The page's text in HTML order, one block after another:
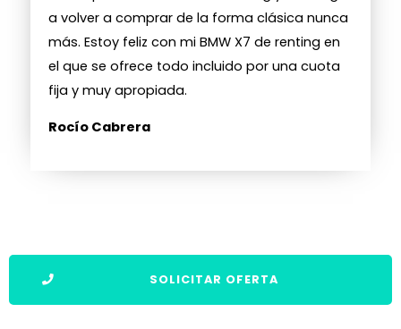
a volver a comprar de la forma clásica nunca
más. Estoy feliz con mi BMW X7 de renting en
el que se ofrece todo incluido por una cuota
fija y muy apropiada.
Rocío Cabrera
SOLICITAR OFERTA